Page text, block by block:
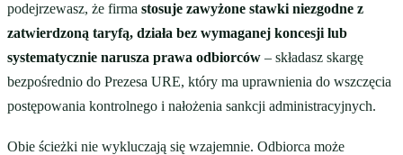
podejrzewasz, że firma stosuje zawyżone stawki niezgodne z
zatwierdzoną taryfą, działa bez wymaganej koncesji lub
systematycznie narusza prawa odbiorców – składasz skargę
bezpośrednio do Prezesa URE, który ma uprawnienia do wszczęcia
postępowania kontrolnego i nałożenia sankcji administracyjnych.
Obie ścieżki nie wykluczają się wzajemnie. Odbiorca może